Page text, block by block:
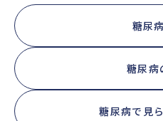
糖尿
糖尿病
糖尿病で見